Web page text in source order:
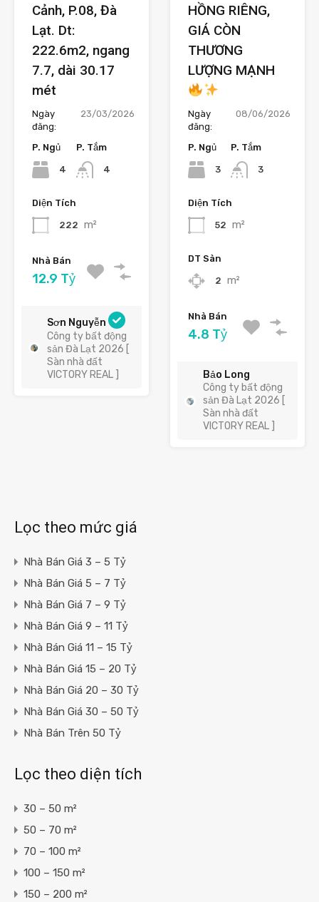
Cảnh, P.08, Đà
Lạt. Dt:
222.6m2, ngang
7.7, dài 30.17
mét
Ngày
đăng:
23/03/2026
P. Ngủ
4
P. Tắm
4
Diện Tích
222 m²
Nhà Bán
12.9 Tỷ
Sơn Nguyễn
Công ty bất động
sản Đà Lạt 2026 [
Sàn nhà đất
VICTORY REAL ]
HỒNG RIÊNG,
GIÁ CÒN
THƯƠNG
LƯỢNG MẠNH
Ngày
đăng:
08/06/2026
P. Ngủ
3
P. Tắm
3
Diện Tích
52 m²
DT Sàn
2 m²
Nhà Bán
4.8 Tỷ
Bảo Long
Công ty bất động
sản Đà Lạt 2026 [
Sàn nhà đất
VICTORY REAL ]
Lọc theo mức giá
Nhà Bán Giá 3 – 5 Tỷ
Nhà Bán Giá 5 – 7 Tỷ
Nhà Bán Giá 7 – 9 Tỷ
Nhà Bán Giá 9 – 11 Tỷ
Nhà Bán Giá 11 – 15 Tỷ
Nhà Bán Giá 15 – 20 Tỷ
Nhà Bán Giá 20 – 30 Tỷ
Nhà Bán Giá 30 – 50 Tỷ
Nhà Bán Trên 50 Tỷ
Lọc theo diện tích
30 – 50 m²
50 – 70 m²
70 – 100 m²
100 – 150 m²
150 – 200 m²